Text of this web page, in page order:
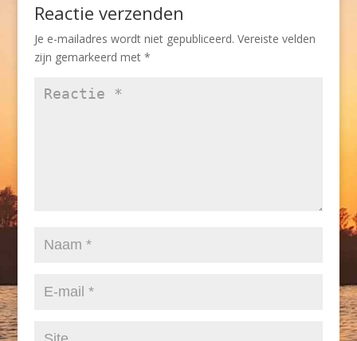
Reactie verzenden
Je e-mailadres wordt niet gepubliceerd. Vereiste velden
zijn gemarkeerd met *